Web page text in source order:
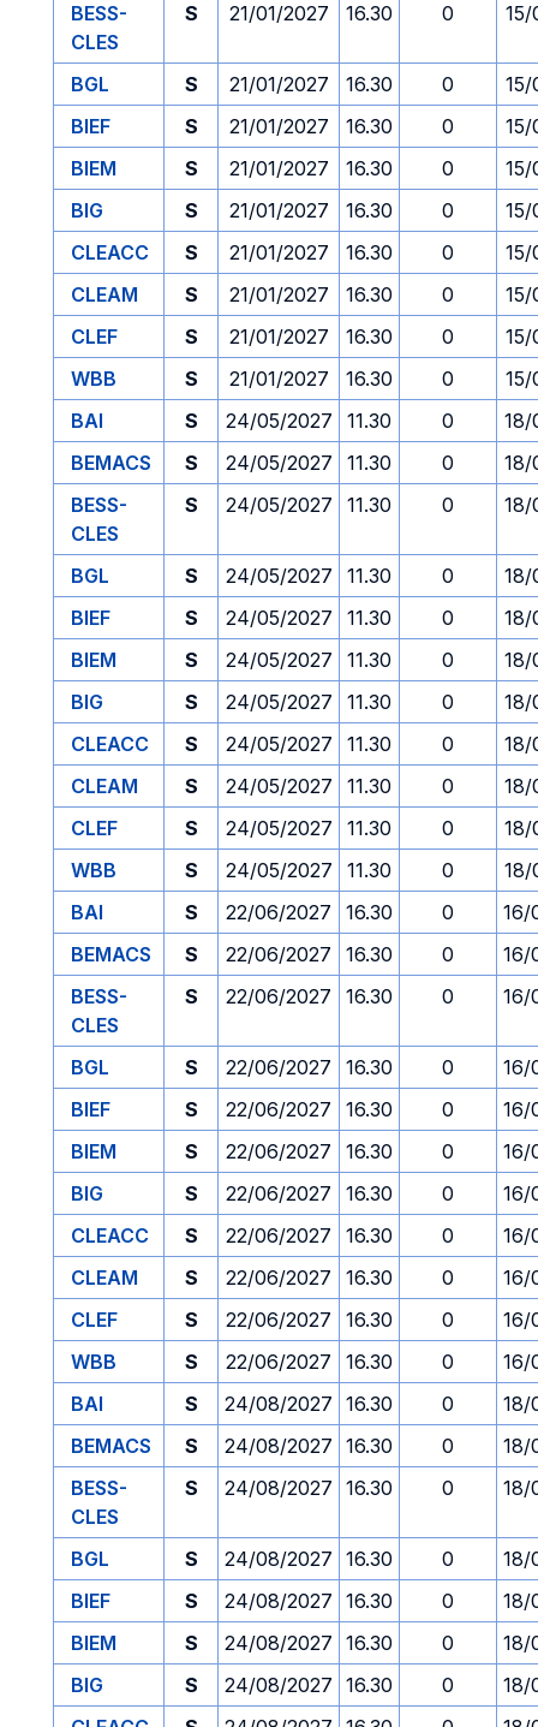
BESS-
CLES
S 21/01/2027 16.30 0 15/
BGL S 21/01/2027 16.30 0
15/
BIEF
S 21/01/2027 16.30 0
15/
BIEM
S 21/01/2027 16.30 0
15/
BIG
S 21/01/2027 16.30 0
15/
CLEACC
S 21/01/2027 16.30 0
15/
CLEAM
S 21/01/2027 16.30 0
15/
CLEF
S 21/01/2027 16.30 0
15/
WBB
S 21/01/2027 16.30 0
15/
BAI
S 24/05/2027 11.30 0
18/
BEMACS
S 24/05/2027 11.30 0
18/
BESS-
CLES
S 24/05/2027 11.30 0 18/
BGL S 24/05/2027 11.30 0
18/
BIEF
S 24/05/2027 11.30 0
18/
BIEM
S 24/05/2027 11.30 0
18/
BIG
S 24/05/2027 11.30 0
18/
CLEACC
S 24/05/2027 11.30 0
18/
CLEAM
S 24/05/2027 11.30 0
18/
CLEF
S 24/05/2027 11.30 0
18/
WBB
S 24/05/2027 11.30 0
18/
BAI
S 22/06/2027 16.30 0
16/
BEMACS
S 22/06/2027 16.30 0
16/
BESS-
CLES
S 22/06/2027 16.30 0 16/
BGL S 22/06/2027 16.30 0
16/
BIEF
S 22/06/2027 16.30 0
16/
BIEM
S 22/06/2027 16.30 0
16/
BIG
S 22/06/2027 16.30 0
16/
CLEACC
S 22/06/2027 16.30 0
16/
CLEAM
S 22/06/2027 16.30 0
16/
CLEF
S 22/06/2027 16.30 0
16/
WBB
S 22/06/2027 16.30 0
16/
BAI
S 24/08/2027 16.30 0
18/
BEMACS
S 24/08/2027 16.30 0
18/
BESS-
CLES
S 24/08/2027 16.30 0 18/
BGL S 24/08/2027 16.30 0
18/
BIEF
S 24/08/2027 16.30 0
18/
BIEM
S 24/08/2027 16.30 0
18/
BIG
S 24/08/2027 16.30 0
18/